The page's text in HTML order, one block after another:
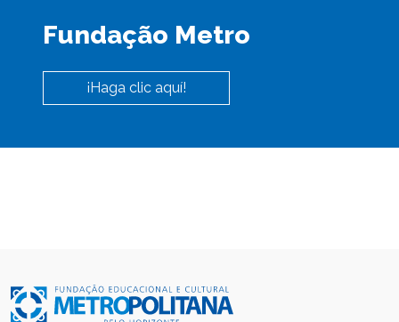
Fundação Metro
¡Haga clic aquí!